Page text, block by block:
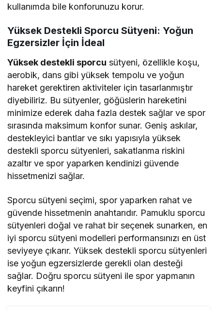
kullanımda bile konforunuzu korur.
Yüksek Destekli Sporcu Sütyeni: Yoğun
Egzersizler İçin İdeal
Yüksek destekli sporcu sütyeni, özellikle koşu,
aerobik, dans gibi yüksek tempolu ve yoğun
hareket gerektiren aktiviteler için tasarlanmıştır
diyebiliriz. Bu sütyenler, göğüslerin hareketini
minimize ederek daha fazla destek sağlar ve spor
sırasında maksimum konfor sunar. Geniş askılar,
destekleyici bantlar ve sıkı yapısıyla yüksek
destekli sporcu sütyenleri, sakatlanma riskini
azaltır ve spor yaparken kendinizi güvende
hissetmenizi sağlar.
Sporcu sütyeni seçimi, spor yaparken rahat ve
güvende hissetmenin anahtarıdır. Pamuklu sporcu
sütyenleri doğal ve rahat bir seçenek sunarken, en
iyi sporcu sütyeni modelleri performansınızı en üst
seviyeye çıkarır. Yüksek destekli sporcu sütyenleri
ise yoğun egzersizlerde gerekli olan desteği
sağlar. Doğru sporcu sütyeni ile spor yapmanın
keyfini çıkarın!